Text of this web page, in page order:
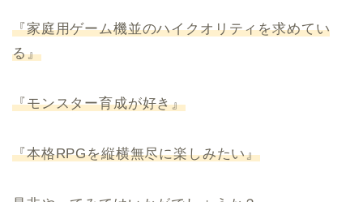
『家庭用ゲーム機並のハイクオリティを求めてい
る』
『モンスター育成が好き』
『本格RPGを縦横無尽に楽しみたい』